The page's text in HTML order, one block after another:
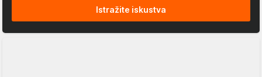
Istražite iskustva